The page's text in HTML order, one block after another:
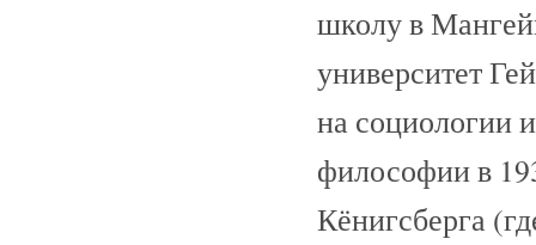
школу в
университет
на социологии
философии в
Кёнигсберга